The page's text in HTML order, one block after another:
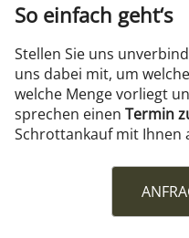
So einfach geht‘s
Stellen Sie uns
uns dabei mit, um
welche Menge vorliegt
sprechen einen Termin
Schrottankauf mit Ihnen